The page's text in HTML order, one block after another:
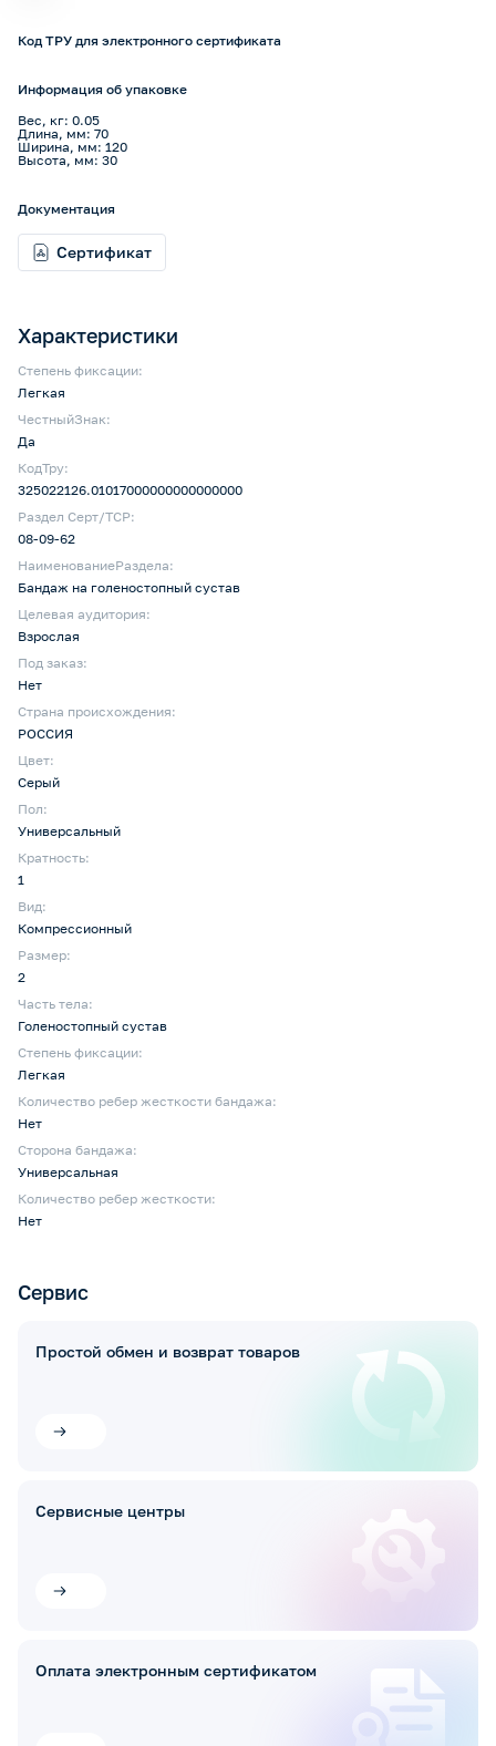
Характеристики
Степень фиксации:
Легкая
ЧестныйЗнак:
Да
КодТру:
325022126.01017000000000000000
Раздел Серт/ТСР:
08-09-62
НаименованиеРаздела:
Бандаж на голеностопный сустав
Целевая аудитория:
Взрослая
Под заказ:
Нет
Страна происхождения:
РОССИЯ
Цвет:
Серый
Пол:
Универсальный
Кратность:
1
Вид:
Компрессионный
Размер:
2
Часть тела:
Голеностопный сустав
Степень фиксации:
Легкая
Количество ребер жесткости бандажа:
Нет
Сторона бандажа:
Универсальная
Количество ребер жесткости:
Нет
Код ТРУ для электронного сертификата
Информация об упаковке
Вес, кг: 0.05
Длина, мм: 70
Ширина, мм: 120
Высота, мм: 30
Документация
Сертификат
Сервис
Простой обмен и возврат товаров
Сервисные центры
Оплата электронным сертификатом